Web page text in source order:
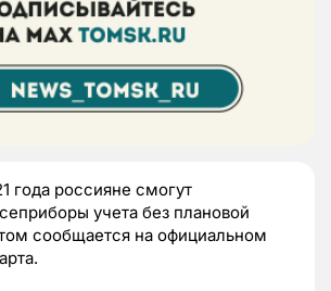
года россияне смогут
учета без плановой
сообщается на официальном